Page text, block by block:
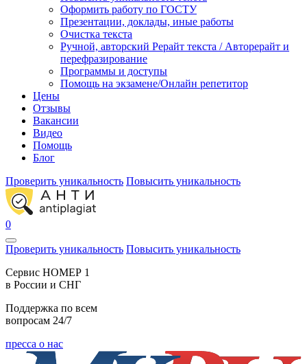
Оформить работу по ГОСТУ
Презентации, доклады, иные работы
Очистка текста
Ручной, авторский Рерайт текста / Авторерайт и
перефразирование
Программы и доступы
Помощь на экзамене/Онлайн репетитор
Цены
Отзывы
Вакансии
Видео
Помощь
Блог
Проверить уникальность Повысить уникальность
0
Проверить уникальность Повысить уникальность
Cервис НОМЕР 1
в России и СНГ
Поддержка по всем
вопросам 24/7
пресса о нас